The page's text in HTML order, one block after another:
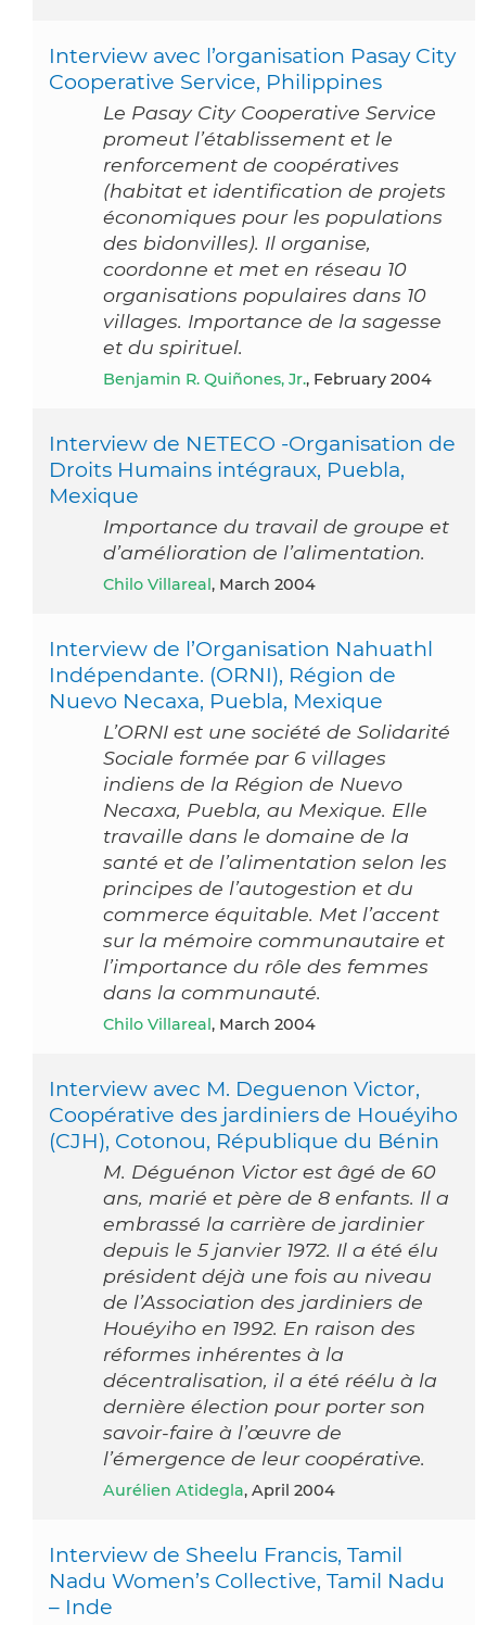
Interview avec l’organisation Pasay City
Cooperative Service, Philippines
Le Pasay City Cooperative Service
promeut l’établissement et le
renforcement de coopératives
(habitat et identification de projets
économiques pour les populations
des bidonvilles). Il organise,
coordonne et met en réseau 10
organisations populaires dans 10
villages. Importance de la sagesse
et du spirituel.
Benjamin R. Quiñones, Jr., February 2004
Interview de NETECO -Organisation de
Droits Humains intégraux, Puebla,
Mexique
Importance du travail de groupe et
d’amélioration de l’alimentation.
Chilo Villareal , March 2004
Interview de l’Organisation Nahuathl
Indépendante. (ORNI), Région de
Nuevo Necaxa, Puebla, Mexique
L’ORNI est une société de Solidarité
Sociale formée par 6 villages
indiens de la Région de Nuevo
Necaxa, Puebla, au Mexique. Elle
travaille dans le domaine de la
santé et de l’alimentation selon les
principes de l’autogestion et du
commerce équitable. Met l’accent
sur la mémoire communautaire et
l’importance du rôle des femmes
dans la communauté.
Chilo Villareal , March 2004
Interview avec M. Deguenon Victor,
Coopérative des jardiniers de Houéyiho
(CJH), Cotonou, République du Bénin
M. Déguénon Victor est âgé de 60
ans, marié et père de 8 enfants. Il a
embrassé la carrière de jardinier
depuis le 5 janvier 1972. Il a été élu
président déjà une fois au niveau
de l’Association des jardiniers de
Houéyiho en 1992. En raison des
réformes inhérentes à la
décentralisation, il a été réélu à la
dernière élection pour porter son
savoir-faire à l’œuvre de
l’émergence de leur coopérative.
Aurélien Atidegla, April 2004
Interview de Sheelu Francis, Tamil
Nadu Women’s Collective, Tamil Nadu
– Inde